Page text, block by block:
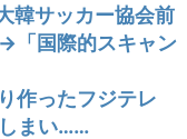
韓サッカー協会前
「国際的スキャン
作ったフジテレ
まい……